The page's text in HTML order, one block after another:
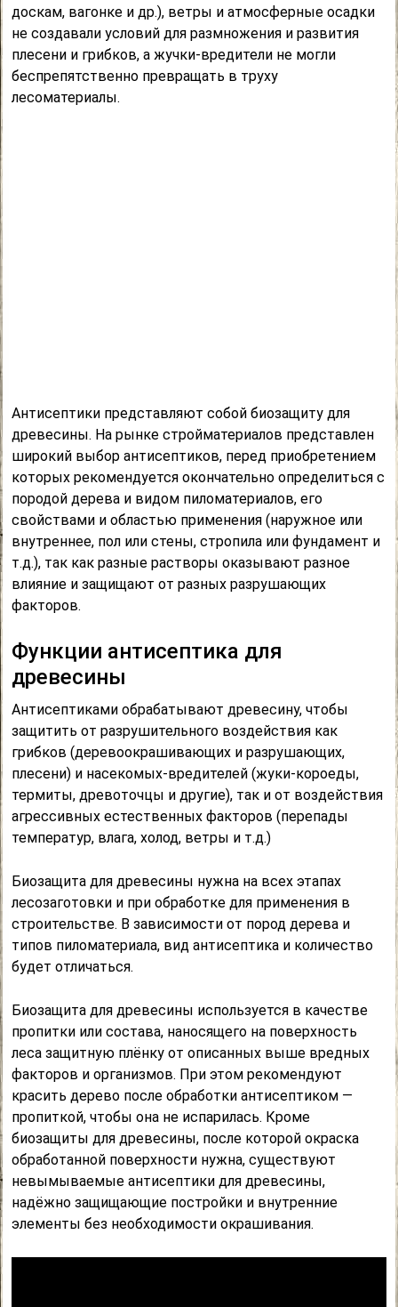
доскам, вагонке и др.), ветры и атмосферные осадки
не создавали условий для размножения и развития
плесени и грибков, а жучки-вредители не могли
беспрепятственно превращать в труху
лесоматериалы.
Антисептики представляют собой биозащиту для
древесины. На рынке стройматериалов представлен
широкий выбор антисептиков, перед приобретением
которых рекомендуется окончательно определиться с
породой дерева и видом пиломатериалов, его
свойствами и областью применения (наружное или
внутреннее, пол или стены, стропила или фундамент и
т.д.), так как разные растворы оказывают разное
влияние и защищают от разных разрушающих
факторов.
Функции антисептика для
древесины
Антисептиками обрабатывают древесину, чтобы
защитить от разрушительного воздействия как
грибков (деревоокрашивающих и разрушающих,
плесени) и насекомых-вредителей (жуки-короеды,
термиты, древоточцы и другие), так и от воздействия
агрессивных естественных факторов (перепады
температур, влага, холод, ветры и т.д.)
Биозащита для древесины нужна на всех этапах
лесозаготовки и при обработке для применения в
строительстве. В зависимости от пород дерева и
типов пиломатериала, вид антисептика и количество
будет отличаться.
Биозащита для древесины используется в качестве
пропитки или состава, наносящего на поверхность
леса защитную плёнку от описанных выше вредных
факторов и организмов. При этом рекомендуют
красить дерево после обработки антисептиком —
пропиткой, чтобы она не испарилась. Кроме
биозащиты для древесины, после которой окраска
обработанной поверхности нужна, существуют
невымываемые антисептики для древесины,
надёжно защищающие постройки и внутренние
элементы без необходимости окрашивания.